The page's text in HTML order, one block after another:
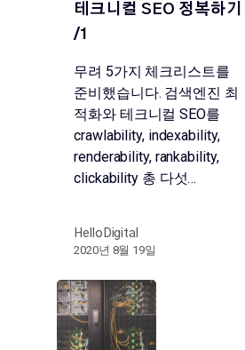
테크니컬 SEO 정복하기
/1
무려 5가지 체크리스트를
준비했습니다. 검색엔진 최
적화와 테크니컬 SEO를
crawlability, indexability,
renderability, rankability,
clickability 총 다섯…
HelloDigital
2020년 8월 19일